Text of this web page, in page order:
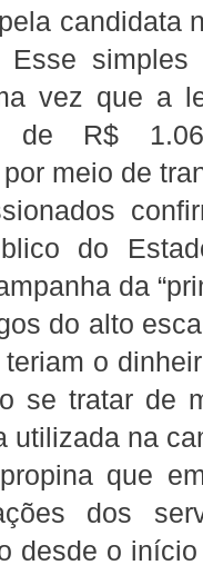
candidata
Esse
vez que a
de R$
meio de
do
da
do alto
o
se tratar de
utilizada na
que
dos
desde o